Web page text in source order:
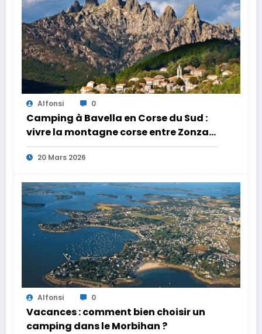
Alfonsi 0
Camping à Bavella en Corse du Sud :
vivre la montagne corse entre Zonza
et Quenza
20 Mars 2026
Alfonsi 0
Vacances : comment bien choisir un
camping dans le Morbihan ?